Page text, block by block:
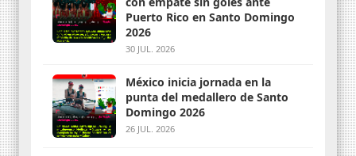
Puerto Rico en Santo Domingo
2026
30 JUL. 2026
México inicia jornada en la
punta del medallero de Santo
Domingo 2026
26 JUL. 2026